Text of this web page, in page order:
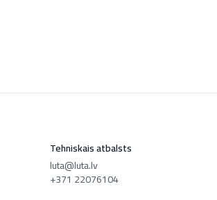
Tehniskais atbalsts
luta@luta.lv
+371 22076104